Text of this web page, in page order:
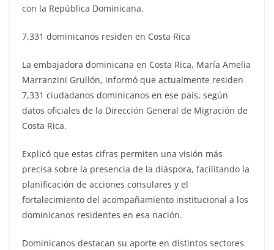
con la República Dominicana.
7,331 dominicanos residen en Costa Rica
La embajadora dominicana en Costa Rica, María Amelia
Marranzini Grullón, informó que actualmente residen
7,331 ciudadanos dominicanos en ese país, según
datos oficiales de la Dirección General de Migración de
Costa Rica.
Explicó que estas cifras permiten una visión más
precisa sobre la presencia de la diáspora, facilitando la
planificación de acciones consulares y el
fortalecimiento del acompañamiento institucional a los
dominicanos residentes en esa nación.
Dominicanos destacan su aporte en distintos sectores